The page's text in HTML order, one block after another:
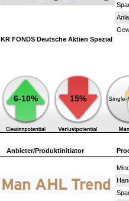
KR FONDS Deutsche Aktien Spezial
6-10% 15% Single-
Anbieter/Produktinitiator